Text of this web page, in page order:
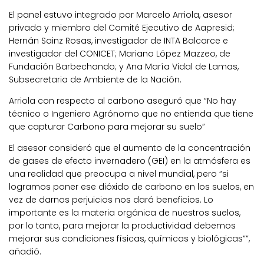
El panel estuvo integrado por Marcelo Arriola, asesor
privado y miembro del Comité Ejecutivo de Aapresid;
Hernán Sainz Rosas, investigador de INTA Balcarce e
investigador del CONICET; Mariano López Mazzeo, de
Fundación Barbechando; y Ana María Vidal de Lamas,
Subsecretaria de Ambiente de la Nación.
Arriola con respecto al carbono aseguró que “No hay
técnico o Ingeniero Agrónomo que no entienda que tiene
que capturar Carbono para mejorar su suelo”
El asesor consideró que el aumento de la concentración
de gases de efecto invernadero (GEI) en la atmósfera es
una realidad que preocupa a nivel mundial, pero “si
logramos poner ese dióxido de carbono en los suelos, en
vez de darnos perjuicios nos dará beneficios. Lo
importante es la materia orgánica de nuestros suelos,
por lo tanto, para mejorar la productividad debemos
mejorar sus condiciones físicas, químicas y biológicas””,
añadió.